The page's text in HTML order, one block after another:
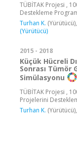
TÜBİTAK Projesi ,
Destekleme
Turhan K. (Yürütücü),
(Yürütücü)
2015 - 2018
Küçük Hücreli
Sonrası Tümör
Simülasyonu
TÜBİTAK Projesi ,
Projelerini
Turhan K. (Yürütücü),